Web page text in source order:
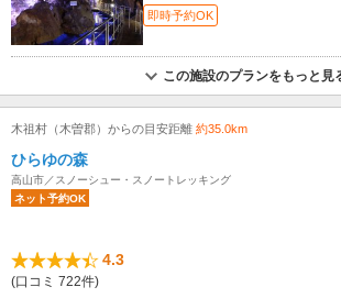
即時予約OK
この施設のプランをもっと見
木祖村（木曽郡）からの目安距離 約35.0km
ひらゆの森
高山市／スノーシュー・スノートレッキング
ネット予約OK
4.3
(口コミ 722件)